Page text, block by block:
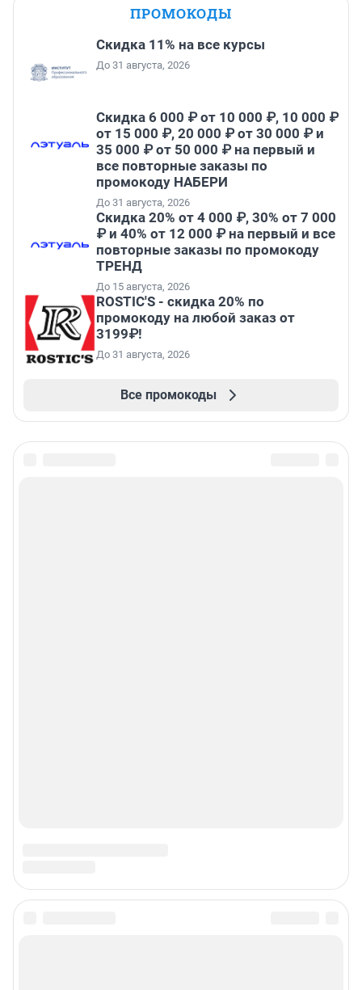
ПРОМОКОДЫ
Скидка 11% на все курсы
До 31 августа, 2026
Скидка 6 000 ₽ от 10 000 ₽, 10 000 ₽
от 15 000 ₽, 20 000 ₽ от 30 000 ₽ и
35 000 ₽ от 50 000 ₽ на первый и
все повторные заказы по
промокоду НАБЕРИ
До 31 августа, 2026
Скидка 20% от 4 000 ₽, 30% от 7 000
₽ и 40% от 12 000 ₽ на первый и все
повторные заказы по промокоду
ТРЕНД
До 15 августа, 2026
ROSTIC'S - скидка 20% по
промокоду на любой заказ от
3199₽!
До 31 августа, 2026
Все промокоды